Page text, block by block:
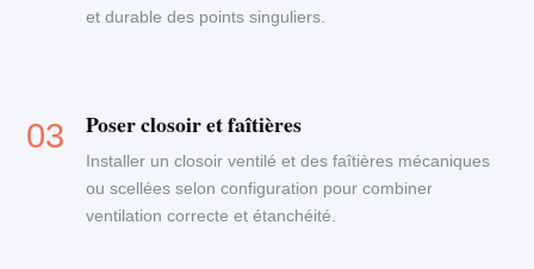
et durable des points singuliers.
Poser closoir et faîtières
Installer un closoir ventilé et des faîtières mécaniques
ou scellées selon configuration pour combiner
ventilation correcte et étanchéité.